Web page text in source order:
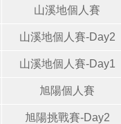
山溪地個人賽
山溪地個人賽-Day2
山溪地個人賽-Day1
旭陽個人賽
旭陽挑戰賽-Day2